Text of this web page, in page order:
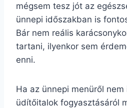
mégsem tesz jót az
ünnepi időszakban is
Bár nem reális
tartani, ilyenkor sem
enni.
Ha az ünnepi menüről
üdítőitalok fogyasztásáról